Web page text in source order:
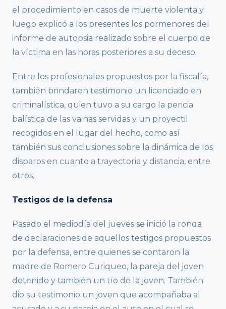
el procedimiento en casos de muerte violenta y
luego explicó a los presentes los pormenores del
informe de autopsia realizado sobre el cuerpo de
la víctima en las horas posteriores a su deceso.
Entre los profesionales propuestos por la fiscalía,
también brindaron testimonio un licenciado en
criminalística, quien tuvo a su cargo la pericia
balística de las vainas servidas y un proyectil
recogidos en el lugar del hecho, como así
también sus conclusiones sobre la dinámica de los
disparos en cuanto a trayectoria y distancia, entre
otros.
Testigos de la defensa
Pasado el mediodía del jueves se inició la ronda
de declaraciones de aquellos testigos propuestos
por la defensa, entre quienes se contaron la
madre de Romero Curiqueo, la pareja del joven
detenido y también un tío de la joven. También
dio su testimonio un joven que acompañaba al